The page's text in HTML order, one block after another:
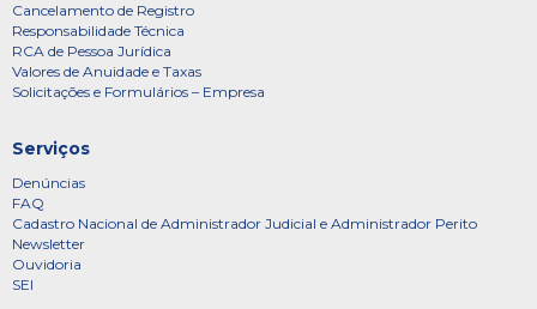
Cancelamento de Registro
Responsabilidade Técnica
RCA de Pessoa Jurídica
Valores de Anuidade e Taxas
Solicitações e Formulários – Empresa
Serviços
Denúncias
FAQ
Cadastro Nacional de Administrador Judicial e Administrador Perito
Newsletter
Ouvidoria
SEI